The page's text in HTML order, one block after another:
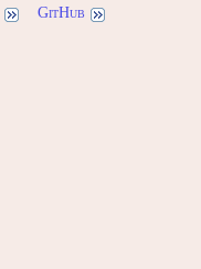
GitHub